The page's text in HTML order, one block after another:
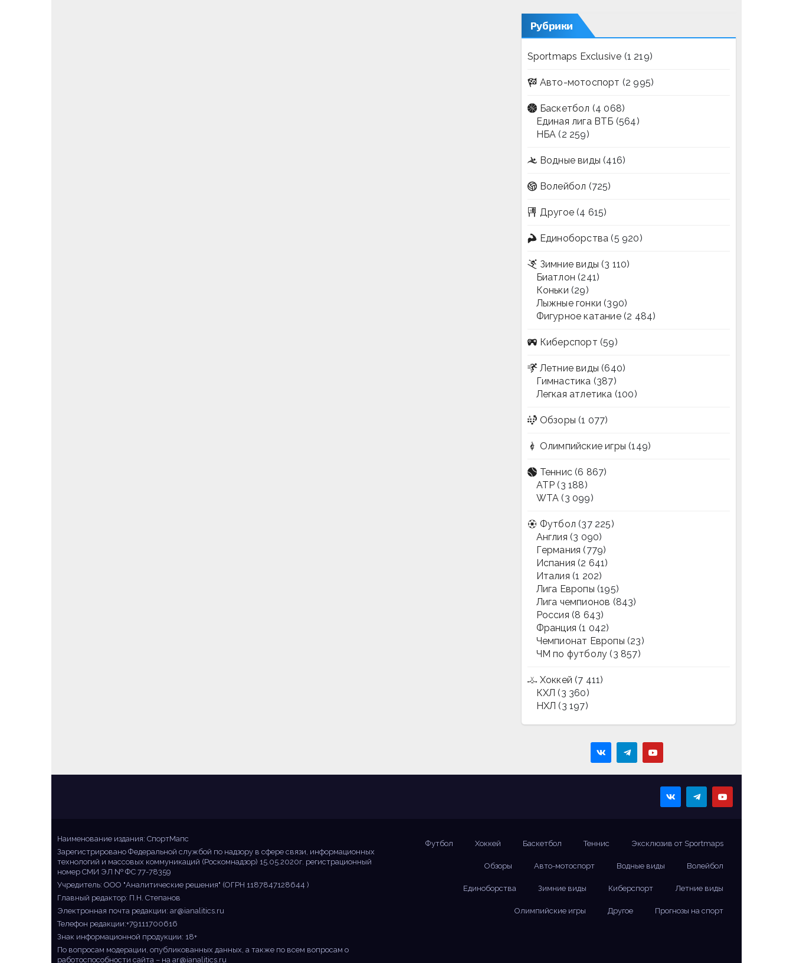
Рубрики
Sportmaps Exclusive (1 219)
Авто-мотоспорт (2 995)
Баскетбол (4 068)
Единая лига ВТБ (564)
НБА (2 259)
Водные виды (416)
Волейбол (725)
Другое (4 615)
Единоборства (5 920)
Зимние виды (3 110)
Биатлон (241)
Коньки (29)
Лыжные гонки (390)
Фигурное катание(2 484)
Киберспорт (59)
Летние виды (640)
Гимнастика (387)
Легкая атлетика (100)
Обзоры (1 077)
Олимпийские игры (149)
Теннис (6 867)
ATP (3 188)
WTA (3 099)
Футбол (37 225)
Англия (3 090)
Германия (779)
Испания (2 641)
Италия (1 202)
Лига Европы (195)
Лига чемпионов (843)
Россия (8 643)
Франция (1 042)
Чемпионат Европы (23)
ЧМ по футболу (3 857)
Хоккей (7 411)
КХЛ (3 360)
НХЛ (3 197)
Наименование издания: СпортМапс
Зарегистрировано Федеральной службой по надзору в сфере связи, информационных
технологий и массовых коммуникаций (Роскомнадзор) 15.05.2020г. регистрационный
номер СМИ ЭЛ № ФС 77-78359
Учредитель: ООО "Аналитические решения" (ОГРН 1187847128644 )
Главный редактор: П.Н. Степанов
Электронная почта редакции: ar@ianalitics.ru
Телефон редакции:+79111700616
Знак информационной продукции: 18+
По вопросам модерации, опубликованных данных, а также по всем вопросам о
работоспособности сайта – на ar@ianalitics.ru
Футбол Хоккей Баскетбол Теннис Эксклюзив от Sportmaps
Обзоры Авто-мотоспорт Водные виды Волейбол
Единоборства Зимние виды Киберспорт Летние виды
Олимпийские игры Другое Прогнозы на спорт